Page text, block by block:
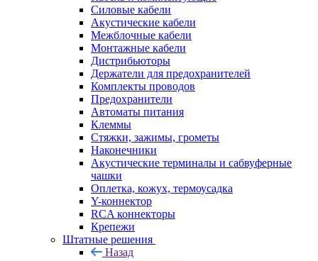
Силовые кабели
Акустические кабели
Межблочные кабели
Монтажные кабели
Дистрибьюторы
Держатели для предохранителей
Комплекты проводов
Предохранители
Автоматы питания
Клеммы
Стяжки, зажимы, грометы
Наконечники
Акустические терминалы и сабвуферные
чашки
Оплетка, кожух, термоусадка
Y-коннектор
RCA коннекторы
Крепежи
Штатные решения
Назад